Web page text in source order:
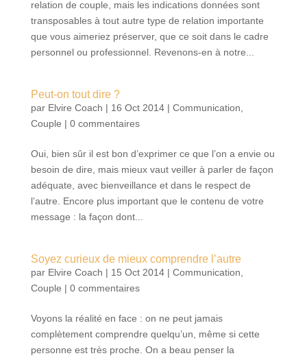
relation de couple, mais les indications données sont
transposables à tout autre type de relation importante
que vous aimeriez préserver, que ce soit dans le cadre
personnel ou professionnel. Revenons-en à notre...
Peut-on tout dire ?
par Elvire Coach | 16 Oct 2014| Communication
Couple | 0 commentaires
Oui, bien sûr il est bon d’exprimer ce que l’on a envie ou
besoin de dire, mais mieux vaut veiller à parler de façon
adéquate, avec bienveillance et dans le respect de
l’autre. Encore plus important que le contenu de votre
message : la façon dont...
Soyez curieux de mieux comprendre l’autre
par Elvire Coach | 15 Oct 2014| Communication
Couple | 0 commentaires
Voyons la réalité en face : on ne peut jamais
complètement comprendre quelqu’un, même si cette
personne est très proche. On a beau penser la